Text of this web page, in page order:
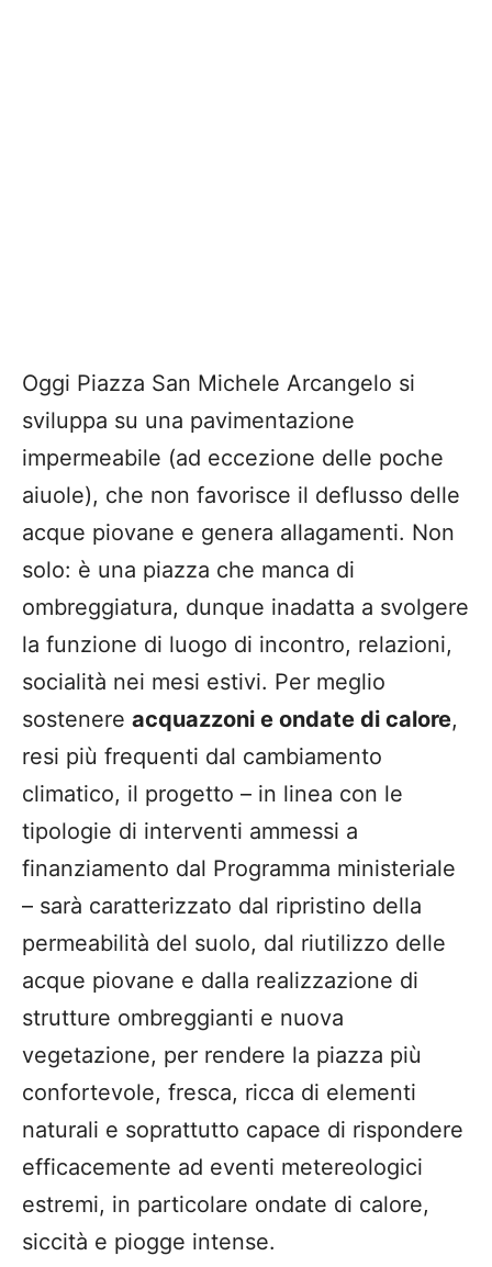
Oggi Piazza San Michele Arcangelo si
sviluppa su una pavimentazione
impermeabile (ad eccezione delle poche
aiuole), che non favorisce il deflusso delle
acque piovane e genera allagamenti. Non
solo: è una piazza che manca di
ombreggiatura, dunque inadatta a svolgere
la funzione di luogo di incontro, relazioni,
socialità nei mesi estivi. Per meglio
sostenere acquazzoni e ondate di calore,
resi più frequenti dal cambiamento
climatico, il progetto – in linea con le
tipologie di interventi ammessi a
finanziamento dal Programma ministeriale
– sarà caratterizzato dal ripristino della
permeabilità del suolo, dal riutilizzo delle
acque piovane e dalla realizzazione di
strutture ombreggianti e nuova
vegetazione, per rendere la piazza più
confortevole, fresca, ricca di elementi
naturali e soprattutto capace di rispondere
efficacemente ad eventi metereologici
estremi, in particolare ondate di calore,
siccità e piogge intense.